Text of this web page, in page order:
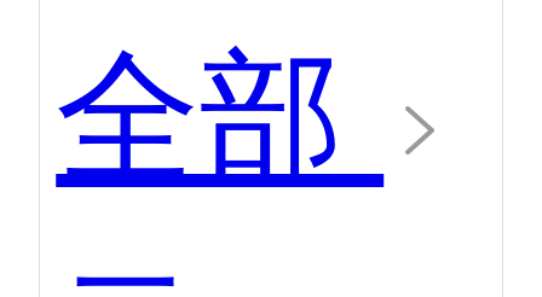
全部